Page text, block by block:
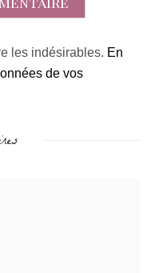
les indésirables. En
de vos